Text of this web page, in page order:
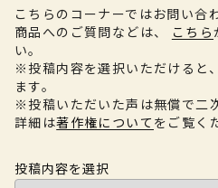
こちらのコーナーではお問い合
商品へのご質問などは、
こちら
い。
※投稿内容を選択いただけると
ます。
※投稿いただいた声は無償で二
詳細は著作権について をご覧く
投稿内容を選択